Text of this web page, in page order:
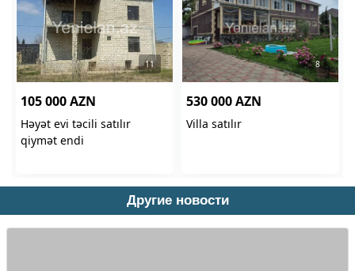
Другие новости